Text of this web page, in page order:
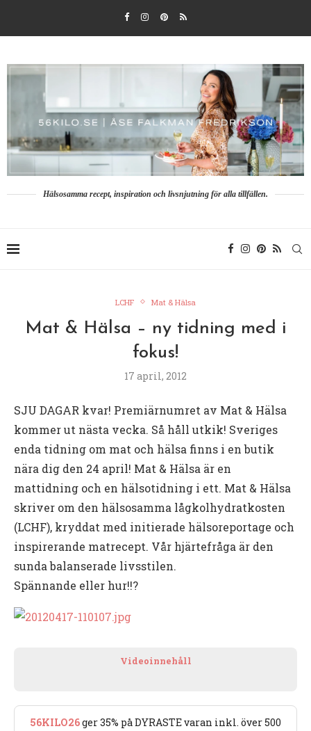
Hälsosamma recept, inspiration och livsnjutning för alla tillfällen.
LCHF Mat & Hälsa
Mat & Hälsa – ny tidning med i
fokus!
17 april, 2012
SJU DAGAR kvar! Premiärnumret av Mat & Hälsa
kommer ut nästa vecka. Så håll utkik! Sveriges
enda tidning om mat och hälsa finns i en butik
nära dig den 24 april! Mat & Hälsa är en
mattidning och en hälsotidning i ett. Mat & Hälsa
skriver om den hälsosamma lågkolhydratkosten
(LCHF), kryddat med initierade hälsoreportage och
inspirerande matrecept. Vår hjärtefråga är den
sunda balanserade livsstilen.
Spännande eller hur!!?
Videoinnehåll
56KILO26ger 35% på DYRASTE varan inkl. över 500